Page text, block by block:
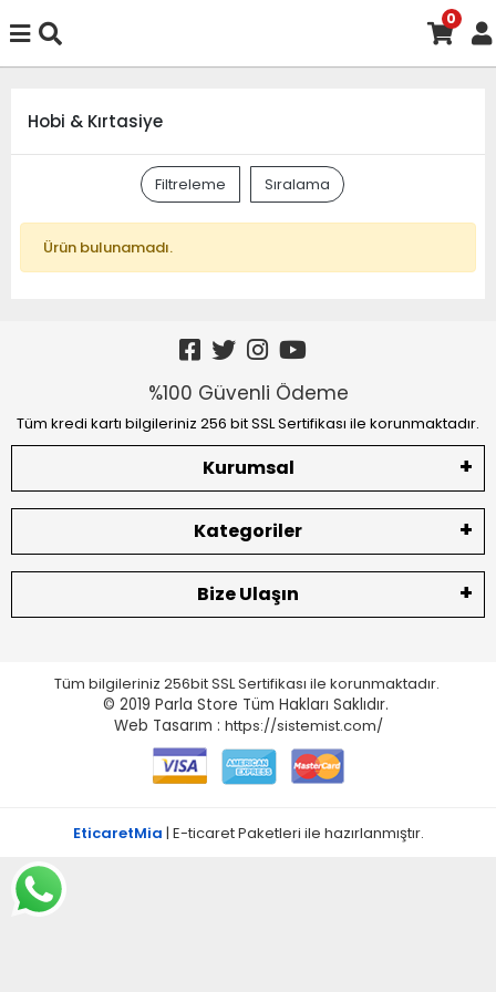
0
Hobi & Kırtasiye
Filtreleme Sıralama
Ürün bulunamadı.
%100 Güvenli Ödeme
Tüm kredi kartı bilgileriniz 256 bit SSL Sertifikası ile korunmaktadır.
Kurumsal
Kategoriler
Bize Ulaşın
Tüm bilgileriniz 256bit SSL Sertifikası ile korunmaktadır.
© 2019 Parla Store Tüm Hakları Saklıdır.
Web Tasarım : https://sistemist.com/
EticaretMia | E-ticaret Paketleri ile hazırlanmıştır.